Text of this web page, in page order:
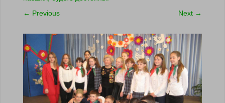
← Previous Next →